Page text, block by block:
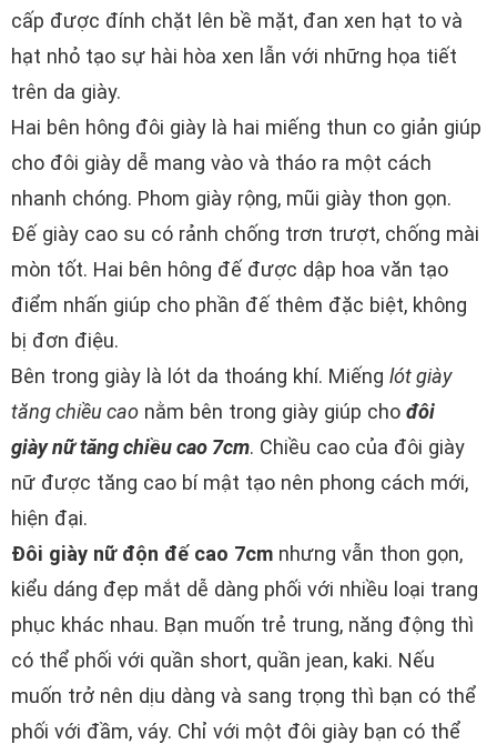
cấp được đính chặt lên bề mặt, đan xen hạt to và
hạt nhỏ tạo sự hài hòa xen lẫn với những họa tiết
trên da giày.
Hai bên hông đôi giày là hai miếng thun co giản giúp
cho đôi giày dễ mang vào và tháo ra một cách
nhanh chóng. Phom giày rộng, mũi giày thon gọn.
Đế giày cao su có rảnh chống trơn trượt, chống mài
mòn tốt. Hai bên hông đế được dập hoa văn tạo
điểm nhấn giúp cho phần đế thêm đặc biệt, không
bị đơn điệu.
Bên trong giày là lót da thoáng khí. Miếng lót giày
tăng chiều cao nằm bên trong giày giúp cho đôi
giàynữ tăng chiều cao 7cm. Chiều cao của đôi giày
nữ được tăng cao bí mật tạo nên phong cách mới,
hiện đại.
Đôi giày nữ độn đế cao 7cm nhưng vẫn thon gọn,
kiểu dáng đẹp mắt dễ dàng phối với nhiều loại trang
phục khác nhau. Bạn muốn trẻ trung, năng động thì
có thể phối với quần short, quần jean, kaki. Nếu
muốn trở nên dịu dàng và sang trọng thì bạn có thể
phối với đầm, váy. Chỉ với một đôi giày bạn có thể